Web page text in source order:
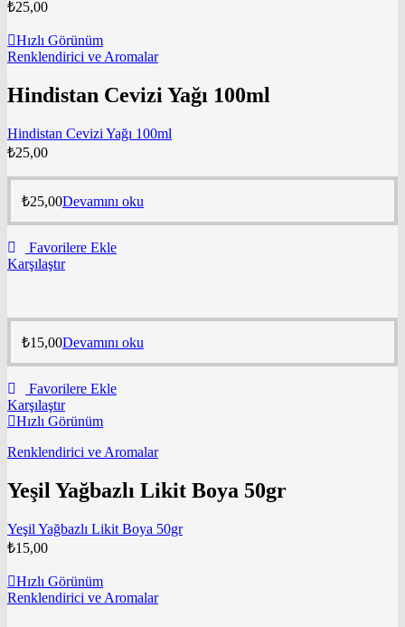
₺25,00
Hızlı Görünüm
Renklendirici ve Aromalar
Hindistan Cevizi Yağı 100ml
Hindistan Cevizi Yağı 100ml
₺25,00
₺25,00Devamını oku
Favorilere Ekle
Karşılaştır
₺15,00Devamını oku
Favorilere Ekle
Karşılaştır
Hızlı Görünüm
Renklendirici ve Aromalar
Yeşil Yağbazlı Likit Boya 50gr
Yeşil Yağbazlı Likit Boya 50gr
₺15,00
Hızlı Görünüm
Renklendirici ve Aromalar